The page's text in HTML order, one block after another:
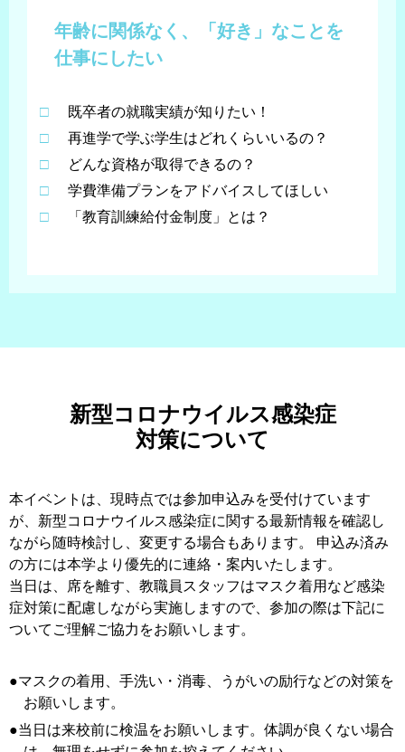
年齢に関係なく、
「好き」なことを
仕事にしたい
□
既卒者の就職実績が知りたい！
□
再進学で学ぶ学生はどれくらいいるの？
□
どんな資格が取得できるの？
□
学費準備プランをアドバイスしてほしい
□
「教育訓練給付金制度」とは？
新型コロナウイルス感染症
対策について
本イベントは、現時点では参加申込みを受付けています
が、新型コロナウイルス感染症に関する最新情報を確認し
ながら随時検討し、変更する場合もあります。 申込み済み
の方には本学より優先的に連絡・案内いたします。
当日は、席を離す、教職員スタッフはマスク着用など感染
症対策に配慮しながら実施しますので、参加の際は下記に
ついてご理解ご協力をお願いします。
●マスクの着用、手洗い・消毒、うがいの励行などの対策を
お願いします。
●当日は来校前に検温をお願いします。体調が良くない場合